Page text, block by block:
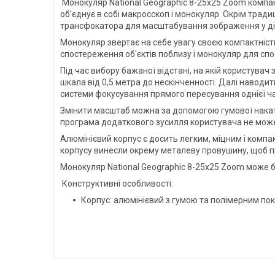
Монокуляр National Geographic 8-25x25 Zoom
об'єднує в собі макросскоп і монокуляр. Окрім
трансфокатора для масштабування зображення у
Монокуляр звертає на себе увагу своєю
спостереження об'єктів поблизу і монокуляр для
Під час вибору бажаної відстані, на якій
шкала від 0,5 метра до нескінченності. Далі
системи фокусування прямого пересування однієї
Змінити масштаб можна за допомогою гумової
програма додаткового зусилля користувача не
Алюмінієвий корпус є досить легким, міцним і
корпусу винесли окрему металеву провушину, щоб
Монокуляр National Geographic 8-25x25 Zoom може
Конструктивні особливості:
Корпус: алюмінієвий з гумою та полімерним